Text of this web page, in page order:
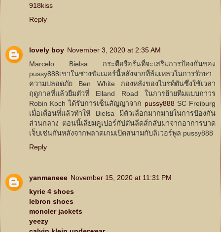
918kiss
Reply
lovely boy November 3, 2020 at 2:35 AM
Marcelo Bielsa กระตือรือร้นที่จะเสริมการป้องกันของ
pussy888เขาในช่วงซัมเมอร์นี้หลังจากที่ล้มเหลวในการรักษา
ความปลอดภัย Ben White กองหลังของไบรท์ตันซึ่งใช้เวลา
ฤดูกาลที่แล้วยืมตัวที่ Elland Road ในการย้ายทีมแบบถาวร
Robin Koch ได้รับการเซ็นสัญญาจาก pussy888 SC Freiburg
เมื่อเดือนที่แล้วทำให้ Bielsa มีตัวเลือกมากมายในการป้องกัน
ส่วนกลาง ตอนนี้เลียมคูเปอร์กัปตันลีดส์กลับมาจากอาการบาด
เจ็บเช่นกันหลังจากพลาดเกมเปิดสนามกับลิเวอร์พูล pussy888
Reply
yanmaneee November 15, 2020 at 11:31 PM
kyrie 4 shoes
lebron shoes
moncler jackets
yeezy